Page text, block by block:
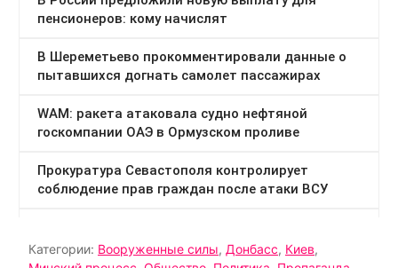
Категории: Вооруженные силы, Донбасс, Киев,